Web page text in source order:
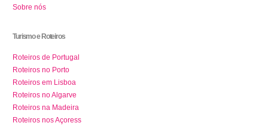
Sobre nós
Turismo e Roteiros
Roteiros de Portugal
Roteiros no Porto
Roteiros em Lisboa
Roteiros no Algarve
Roteiros na Madeira
Roteiros nos Açoress